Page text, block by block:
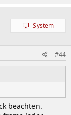
System
#44
beachten.